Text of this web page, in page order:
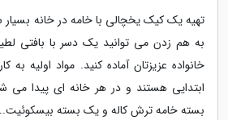
تهیه یک کیک یخچالی با خامه در خانه
به هم زدن می توانید یک دسر با بافتی
خانواده عزیزتان آماده کنید. مواد اولیه به
ابتدایی هستند و در هر خانه ای پیدا می
بسته خامه ترش کاله و یک بسته